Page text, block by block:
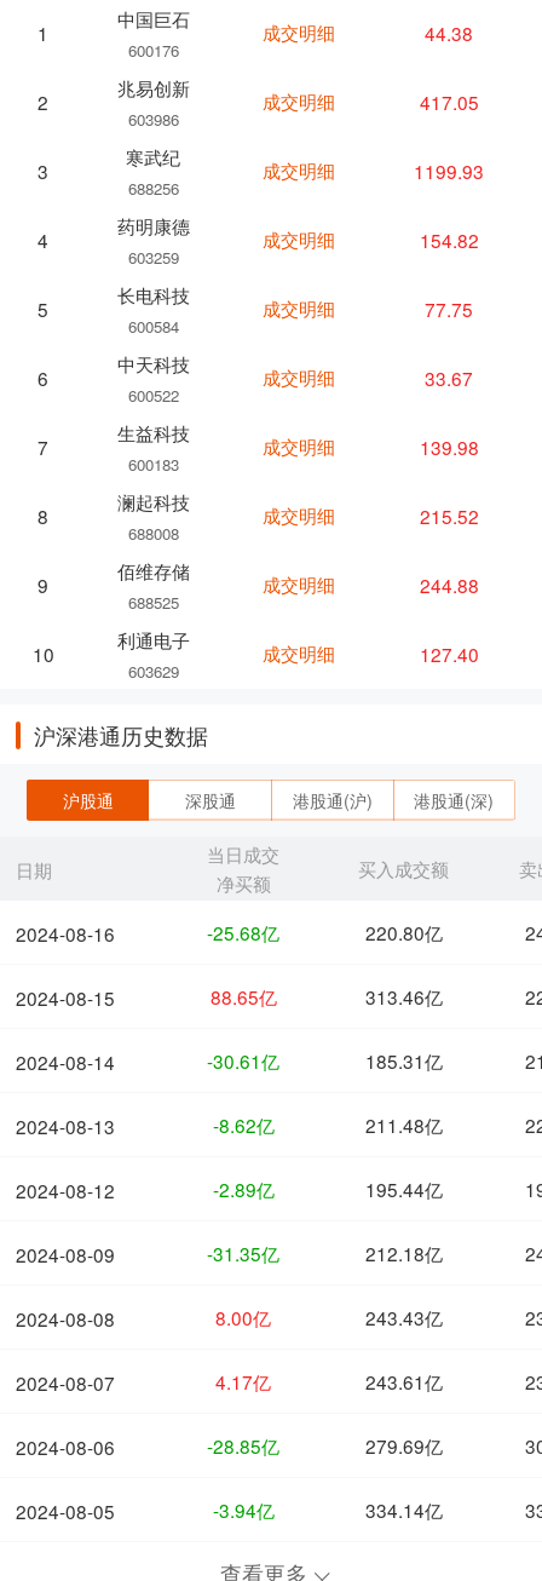
1
中国巨石
600176
2
兆易创新
603986
3
寒武纪
688256
4
药明康德
603259
5
长电科技
600584
6
中天科技
600522
7
生益科技
600183
8
澜起科技
688008
9
佰维存储
688525
10
利通电子
603629
成交明细 44.38
成交明细 417.05
成交明细 1199.93
成交明细 154.82
成交明细 77.75
成交明细 33.67
成交明细 139.98
成交明细 215.52
成交明细 244.88
成交明细 127.40
沪深港通历史数据
沪股通 深股通 港股通(沪) 港股通(深)
日期
2024-08-16
2024-08-15
2024-08-14
2024-08-13
2024-08-12
2024-08-09
2024-08-08
2024-08-07
2024-08-06
2024-08-05
当日成交
净买额
买入成交额 卖
-25.68亿 220.80亿
88.65亿 313.46亿
-30.61亿 185.31亿
-8.62亿 211.48亿
-2.89亿 195.44亿
-31.35亿 212.18亿
8.00亿 243.43亿
4.17亿 243.61亿
-28.85亿 279.69亿
-3.94亿 334.14亿
查看更多